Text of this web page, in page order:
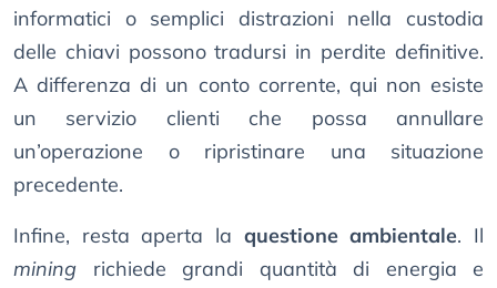
informatici o semplici distrazioni nella custodia
delle chiavi possono tradursi in perdite definitive.
A differenza di un conto corrente, qui non esiste
un servizio clienti che possa annullare
un’operazione o ripristinare una situazione
precedente.
Infine, resta aperta la questione ambientale. Il
mining richiede grandi quantità di energia e